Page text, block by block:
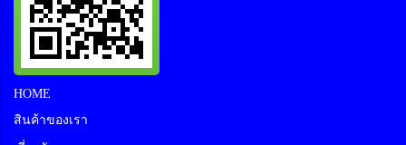
HOME
สินค้าของเรา